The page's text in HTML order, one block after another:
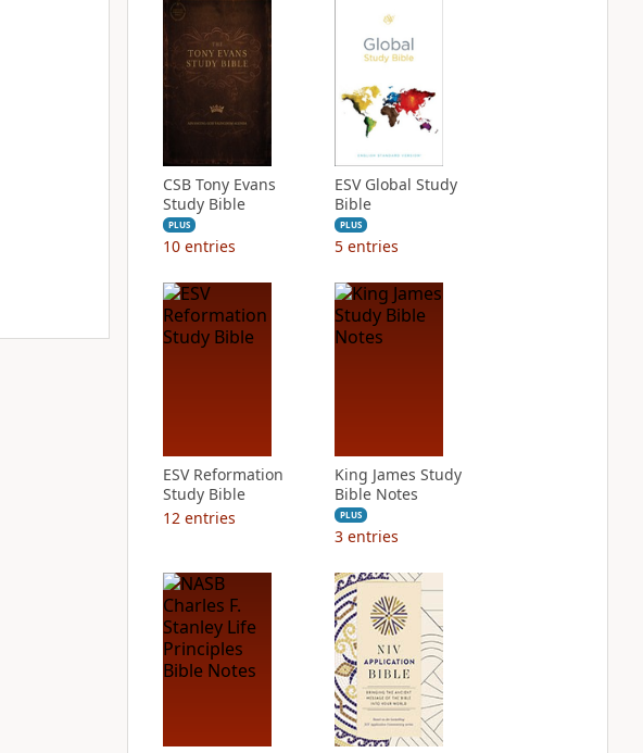
CSB Tony Evans
Study Bible
PLUS
10 entries
ESV Global Study
Bible
PLUS
5 entries
ESV Reformation
Study Bible
12 entries
King James Study
Bible Notes
PLUS
3 entries